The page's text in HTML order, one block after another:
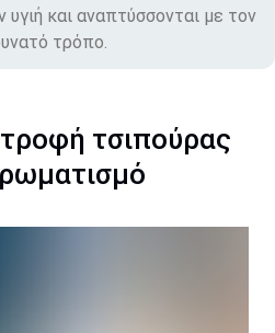
υγιή και αναπτύσσονται με τον
τρόπο.
τσιπούρας